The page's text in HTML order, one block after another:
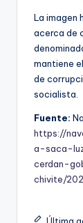
La imagen
acerca de
mantiene
de
socialista.
Fuente:
https://
a-saca-
cerdan-
chivite/